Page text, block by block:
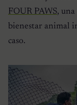
FOUR PAWS,
bienestar animal
caso.